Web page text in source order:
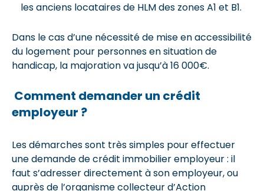
les anciens locataires de HLM des zones A1 et B1.
Dans le cas d’une nécessité de mise en accessibilité
du logement pour personnes en situation de
handicap, la majoration va jusqu’à 16 000€.
Comment demander un crédit
employeur ?
Les démarches sont très simples pour effectuer
une demande de crédit immobilier employeur : il
faut s’adresser directement à son employeur, ou
auprès de l’organisme collecteur d’Action